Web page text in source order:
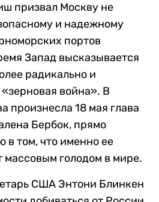
призвал Москву не
и надежному
портов
Запад высказывается
радикально и
война». В
произнесла 18 мая глава
Бербок, прямо
в том, что именно ее
массовым голодом в мире.
США Энтони Блинкен